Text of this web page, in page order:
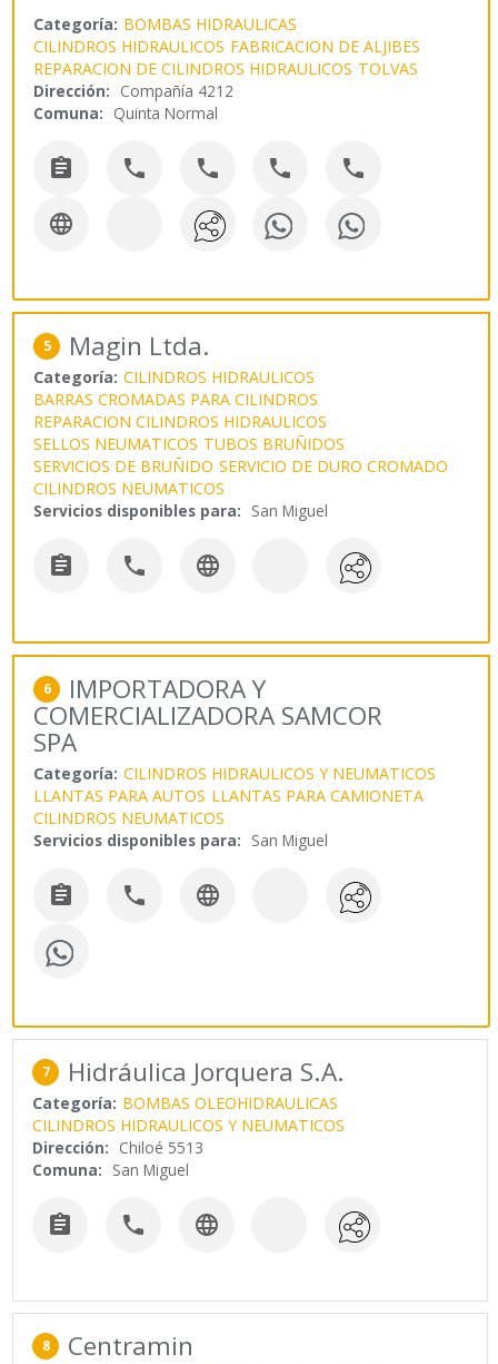
Categoría: BOMBAS HIDRAULICAS
CILINDROS HIDRAULICOS FABRICACION DE ALJIBES
REPARACION DE CILINDROS HIDRAULICOS TOLVAS
Dirección: Compañía 4212
Comuna: Quinta Normal
    

5 Magin Ltda.
Categoría: CILINDROS HIDRAULICOS
BARRAS CROMADAS PARA CILINDROS
REPARACION CILINDROS HIDRAULICOS
SELLOS NEUMATICOS TUBOS BRUÑIDOS
SERVICIOS DE BRUÑIDO SERVICIO DE DURO CROMADO
CILINDROS NEUMATICOS
Servicios disponibles para: San Miguel
  
6 IMPORTADORA Y
COMERCIALIZADORA SAMCOR
SPA
Categoría: CILINDROS HIDRAULICOS Y NEUMATICOS
LLANTAS PARA AUTOS LLANTAS PARA CAMIONETA
CILINDROS NEUMATICOS
Servicios disponibles para: San Miguel
  
7 Hidráulica Jorquera S.A.
Categoría: BOMBAS OLEOHIDRAULICAS
CILINDROS HIDRAULICOS Y NEUMATICOS
Dirección: Chiloé 5513
Comuna: San Miguel
  
8 Centramin